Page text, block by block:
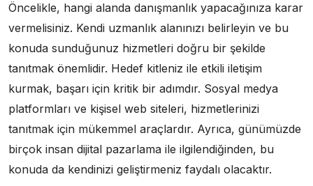
Öncelikle, hangi alanda danışmanlık yapacağınıza karar
vermelisiniz. Kendi uzmanlık alanınızı belirleyin ve bu
konuda sunduğunuz hizmetleri doğru bir şekilde
tanıtmak önemlidir. Hedef kitleniz ile etkili iletişim
kurmak, başarı için kritik bir adımdır. Sosyal medya
platformları ve kişisel web siteleri, hizmetlerinizi
tanıtmak için mükemmel araçlardır. Ayrıca, günümüzde
birçok insan dijital pazarlama ile ilgilendiğinden, bu
konuda da kendinizi geliştirmeniz faydalı olacaktır.